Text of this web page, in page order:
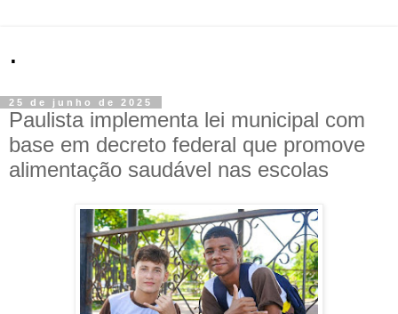
.
25 de junho de 2025
Paulista implementa lei municipal com
base em decreto federal que promove
alimentação saudável nas escolas